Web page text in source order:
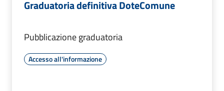
Graduatoria definitiva DoteComune
Pubblicazione graduatoria
Accesso all'informazione